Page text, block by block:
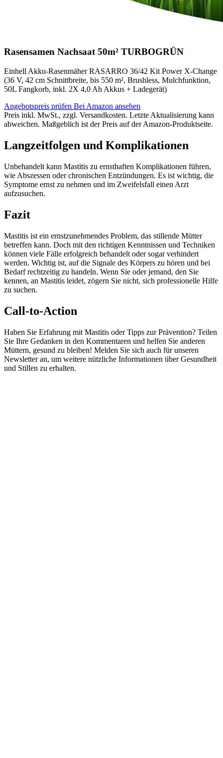
Rasensamen Nachsaat 50m² TURBOGRÜN
Einhell Akku-Rasenmäher RASARRO 36/42 Kit Power X-Change
(36 V, 42 cm Schnittbreite, bis 550 m², Brushless, Mulchfunktion,
50L Fangkorb, inkl. 2X 4,0 Ah Akkus + Ladegerät)
Angebotspreis prüfen Bei Amazon ansehen
Preis inkl. MwSt., zzgl. Versandkosten. Letzte Aktualisierung kann
abweichen. Maßgeblich ist der Preis auf der Amazon-Produktseite.
Langzeitfolgen und Komplikationen
Unbehandelt kann Mastitis zu ernsthaften Komplikationen führen,
wie Abszessen oder chronischen Entzündungen. Es ist wichtig, die
Symptome ernst zu nehmen und im Zweifelsfall einen Arzt
aufzusuchen.
Fazit
Mastitis ist ein ernstzunehmendes Problem, das stillende Mütter
betreffen kann. Doch mit den richtigen Kenntnissen und Techniken
können viele Fälle erfolgreich behandelt oder sogar verhindert
werden. Wichtig ist, auf die Signale des Körpers zu hören und bei
Bedarf rechtzeitig zu handeln. Wenn Sie oder jemand, den Sie
kennen, an Mastitis leidet, zögern Sie nicht, sich professionelle Hilfe
zu suchen.
Call-to-Action
Haben Sie Erfahrung mit Mastitis oder Tipps zur Prävention? Teilen
Sie Ihre Gedanken in den Kommentaren und helfen Sie anderen
Müttern, gesund zu bleiben! Melden Sie sich auch für unseren
Newsletter an, um weitere nützliche Informationen über Gesundheit
und Stillen zu erhalten.